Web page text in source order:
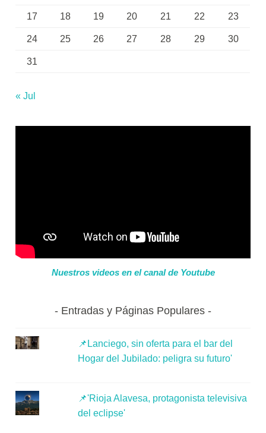
17 18 19 20 21 22 23
24 25 26 27 28 29 30
31
« Jul
Nuestros videos en el canal de Youtube
Entradas y Páginas Populares
📌Lanciego, sin oferta para el bar del
Hogar del Jubilado: peligra su futuro'
📌'Rioja Alavesa, protagonista televisiva
del eclipse'